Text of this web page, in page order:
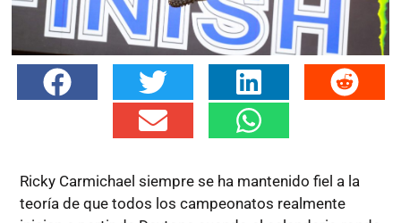
Ricky Carmichael siempre se ha mantenido fiel a la
teoría de que todos los campeonatos realmente